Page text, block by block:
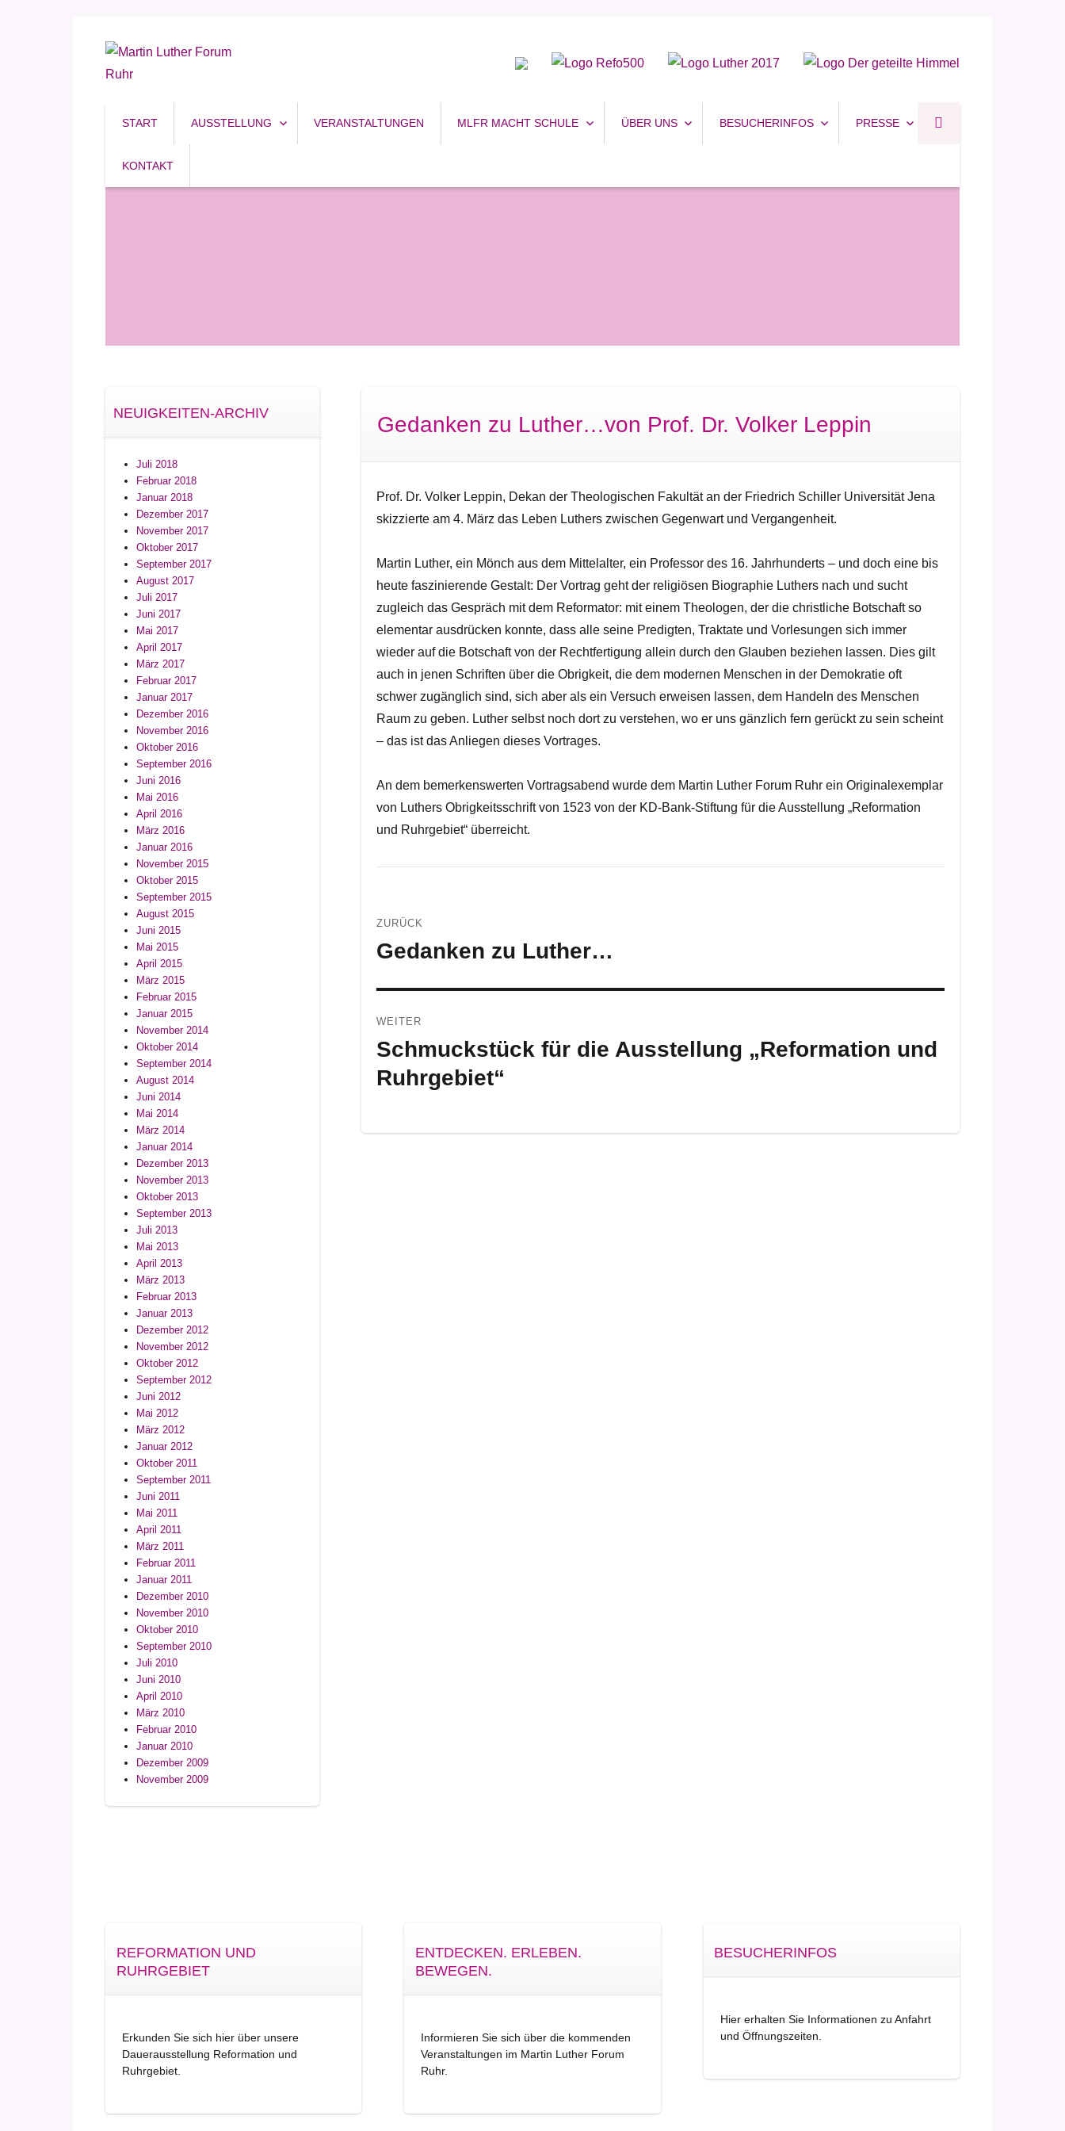
Martin Luther Forum Ruhr
START AUSSTELLUNG VERANSTALTUNGEN MLFR MACHT SCHULE ÜBER UNS BESUCHERINFOS PRESSE
KONTAKT
Gedanken zu Luther…von Prof. Dr. Volker Leppin
Prof. Dr. Volker Leppin, Dekan der Theologischen Fakultät an der Friedrich Schiller Universität Jena
skizzierte am 4. März das Leben Luthers zwischen Gegenwart und Vergangenheit.
Martin Luther, ein Mönch aus dem Mittelalter, ein Professor des 16. Jahrhunderts – und doch eine bis
heute faszinierende Gestalt: Der Vortrag geht der religiösen Biographie Luthers nach und sucht
zugleich das Gespräch mit dem Reformator: mit einem Theologen, der die christliche Botschaft so
elementar ausdrücken konnte, dass alle seine Predigten, Traktate und Vorlesungen sich immer
wieder auf die Botschaft von der Rechtfertigung allein durch den Glauben beziehen lassen. Dies gilt
auch in jenen Schriften über die Obrigkeit, die dem modernen Menschen in der Demokratie oft
schwer zugänglich sind, sich aber als ein Versuch erweisen lassen, dem Handeln des Menschen
Raum zu geben. Luther selbst noch dort zu verstehen, wo er uns gänzlich fern gerückt zu sein scheint
– das ist das Anliegen dieses Vortrages.
An dem bemerkenswerten Vortragsabend wurde dem Martin Luther Forum Ruhr ein Originalexemplar
von Luthers Obrigkeitsschrift von 1523 von der KD-Bank-Stiftung für die Ausstellung „Reformation
und Ruhrgebiet“ überreicht.
ZURÜCK
Vorheriger
Gedanken zu Luther…
WEITER
Nächster
Beitrag:
Schmuckstück für die Ausstellung „Reformation und
Ruhrgebiet“
NEUIGKEITEN-ARCHIV
Juli 2018
Februar 2018
Januar 2018
Dezember 2017
November 2017
Oktober 2017
September 2017
August 2017
Juli 2017
Juni 2017
Mai 2017
April 2017
März 2017
Februar 2017
Januar 2017
Dezember 2016
November 2016
Oktober 2016
September 2016
Juni 2016
Mai 2016
April 2016
März 2016
Januar 2016
November 2015
Oktober 2015
September 2015
August 2015
Juni 2015
Mai 2015
April 2015
März 2015
Februar 2015
Januar 2015
November 2014
Oktober 2014
September 2014
August 2014
Juni 2014
Mai 2014
März 2014
Januar 2014
Dezember 2013
November 2013
Oktober 2013
September 2013
Juli 2013
Mai 2013
April 2013
März 2013
Februar 2013
Januar 2013
Dezember 2012
November 2012
Oktober 2012
September 2012
Juni 2012
Mai 2012
März 2012
Januar 2012
Oktober 2011
September 2011
Juni 2011
Mai 2011
April 2011
März 2011
Februar 2011
Januar 2011
Dezember 2010
November 2010
Oktober 2010
September 2010
Juli 2010
Juni 2010
April 2010
März 2010
Februar 2010
Januar 2010
Dezember 2009
November 2009
REFORMATION UND
RUHRGEBIET
Erkunden Sie sich hier über unsere
Dauerausstellung Reformation und
Ruhrgebiet.
ENTDECKEN. ERLEBEN.
BEWEGEN.
Informieren Sie sich über die kommenden
Veranstaltungen im Martin Luther Forum
Ruhr.
BESUCHERINFOS
Hier erhalten Sie Informationen zu Anfahrt
und Öffnungszeiten.